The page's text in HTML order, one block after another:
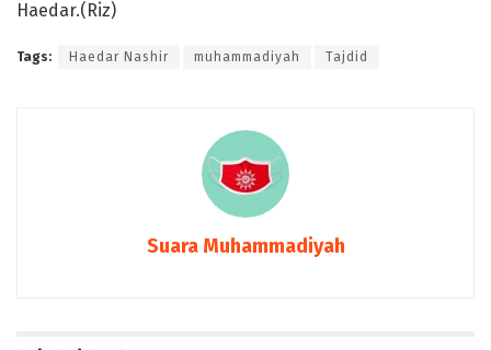
Haedar.(Riz)
Tags: Haedar Nashir muhammadiyah Tajdid
Suara Muhammadiyah